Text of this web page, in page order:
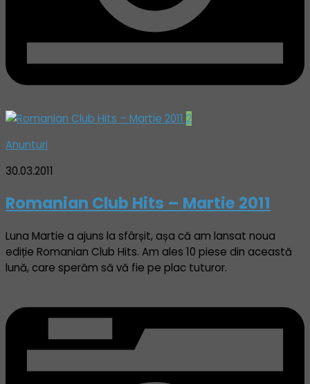
2
Anunturi
30.03.2011
Romanian Club Hits – Martie 2011
Luna Martie a ajuns la sfârșit, așa că am lansat noua
ediție Romanian Club Hits. Am ales 10 piese din această
lună, care sperăm să vă fie pe plac tuturor.